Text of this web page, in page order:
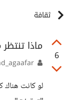
ثقافة
6
ماذا
لو كانت